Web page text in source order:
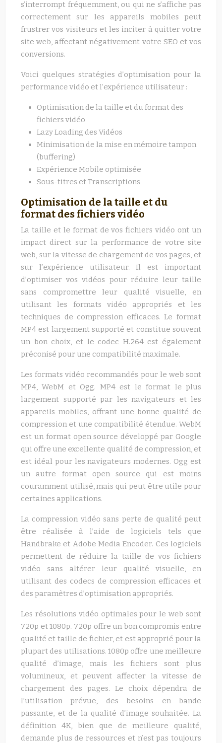
s’interrompt fréquemment, ou qui ne s’affiche pas
correctement sur les appareils mobiles peut
frustrer vos visiteurs et les inciter à quitter votre
site web, affectant négativement votre SEO et vos
conversions.
Voici quelques stratégies d’optimisation pour la
performance vidéo et l’expérience utilisateur :
Optimisation de la taille et du format des
fichiers vidéo
Lazy Loading des Vidéos
Minimisation de la mise en mémoire tampon
(buffering)
Expérience Mobile optimisée
Sous-titres et Transcriptions
Optimisation de la taille et du
format des fichiers vidéo
La taille et le format de vos fichiers vidéo ont un
impact direct sur la performance de votre site
web, sur la vitesse de chargement de vos pages, et
sur l’expérience utilisateur. Il est important
d’optimiser vos vidéos pour réduire leur taille
sans compromettre leur qualité visuelle, en
utilisant les formats vidéo appropriés et les
techniques de compression efficaces. Le format
MP4 est largement supporté et constitue souvent
un bon choix, et le codec H.264 est également
préconisé pour une compatibilité maximale.
Les formats vidéo recommandés pour le web sont
MP4, WebM et Ogg. MP4 est le format le plus
largement supporté par les navigateurs et les
appareils mobiles, offrant une bonne qualité de
compression et une compatibilité étendue. WebM
est un format open source développé par Google
qui offre une excellente qualité de compression, et
est idéal pour les navigateurs modernes. Ogg est
un autre format open source qui est moins
couramment utilisé, mais qui peut être utile pour
certaines applications.
La compression vidéo sans perte de qualité peut
être réalisée à l’aide de logiciels tels que
Handbrake et Adobe Media Encoder. Ces logiciels
permettent de réduire la taille de vos fichiers
vidéo sans altérer leur qualité visuelle, en
utilisant des codecs de compression efficaces et
des paramètres d’optimisation appropriés.
Les résolutions vidéo optimales pour le web sont
720p et 1080p. 720p offre un bon compromis entre
qualité et taille de fichier, et est approprié pour la
plupart des utilisations. 1080p offre une meilleure
qualité d’image, mais les fichiers sont plus
volumineux, et peuvent affecter la vitesse de
chargement des pages. Le choix dépendra de
l’utilisation prévue, des besoins en bande
passante, et de la qualité d’image souhaitée. La
définition 4K, bien que de meilleure qualité,
demande plus de ressources et n’est pas toujours